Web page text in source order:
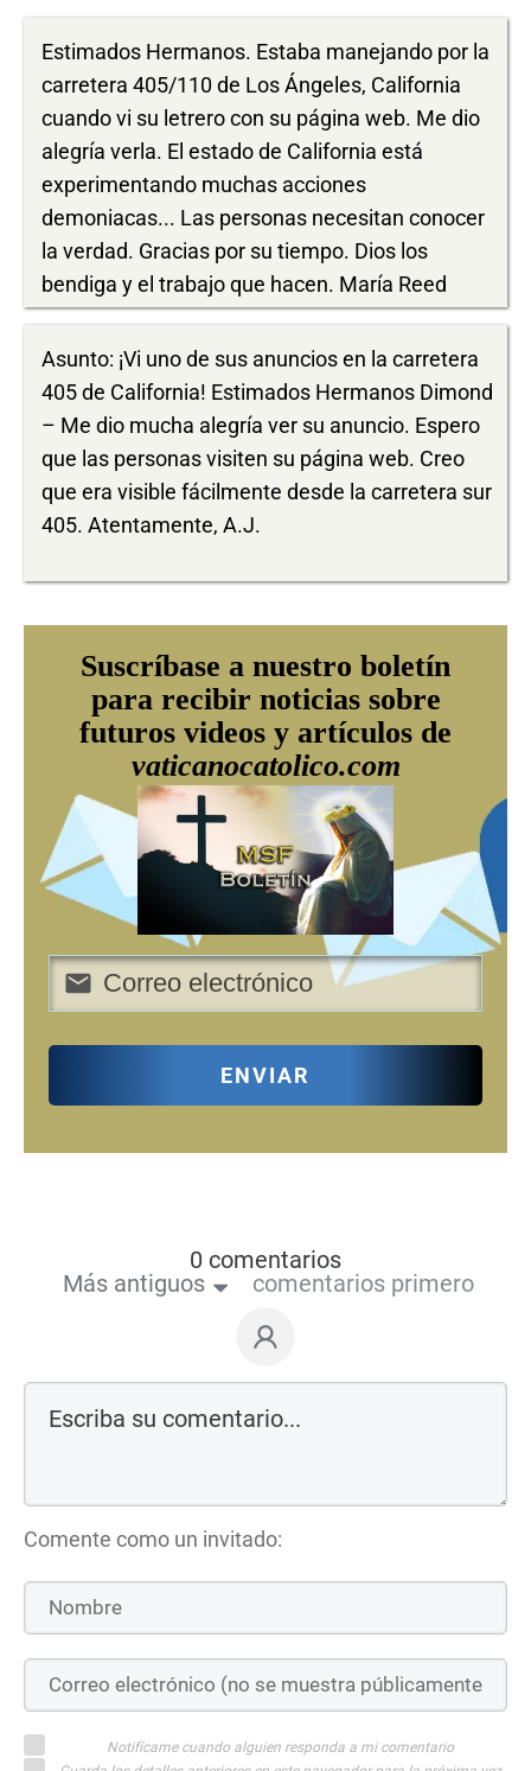
Estimados Hermanos. Estaba manejando por la
carretera 405/110 de Los Ángeles, California
cuando vi su letrero con su página web. Me dio
alegría verla. El estado de California está
experimentando muchas acciones
demoniacas... Las personas necesitan conocer
la verdad. Gracias por su tiempo. Dios los
bendiga y el trabajo que hacen. María Reed
Asunto: ¡Vi uno de sus anuncios en la carretera
405 de California! Estimados Hermanos Dimond
– Me dio mucha alegría ver su anuncio. Espero
que las personas visiten su página web. Creo
que era visible fácilmente desde la carretera sur
405. Atentamente, A.J.
Suscríbase a nuestro boletín
para recibir noticias sobre
futuros videos y artículos de
vaticanocatolico.com
ENVIAR
0 comentarios
Más antiguos
comentarios primero
Comente como un invitado:
Notifícame cuando alguien responda a mi comentario